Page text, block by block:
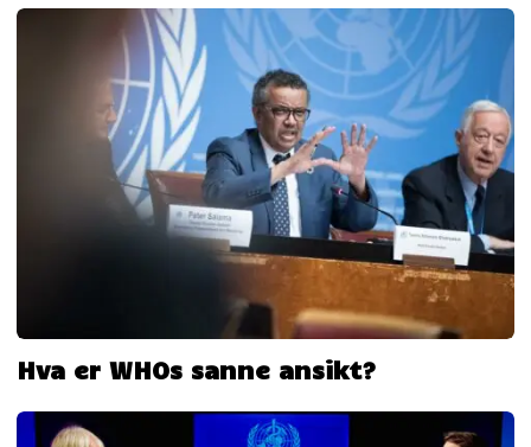
Hva er WHOs sanne ansikt?